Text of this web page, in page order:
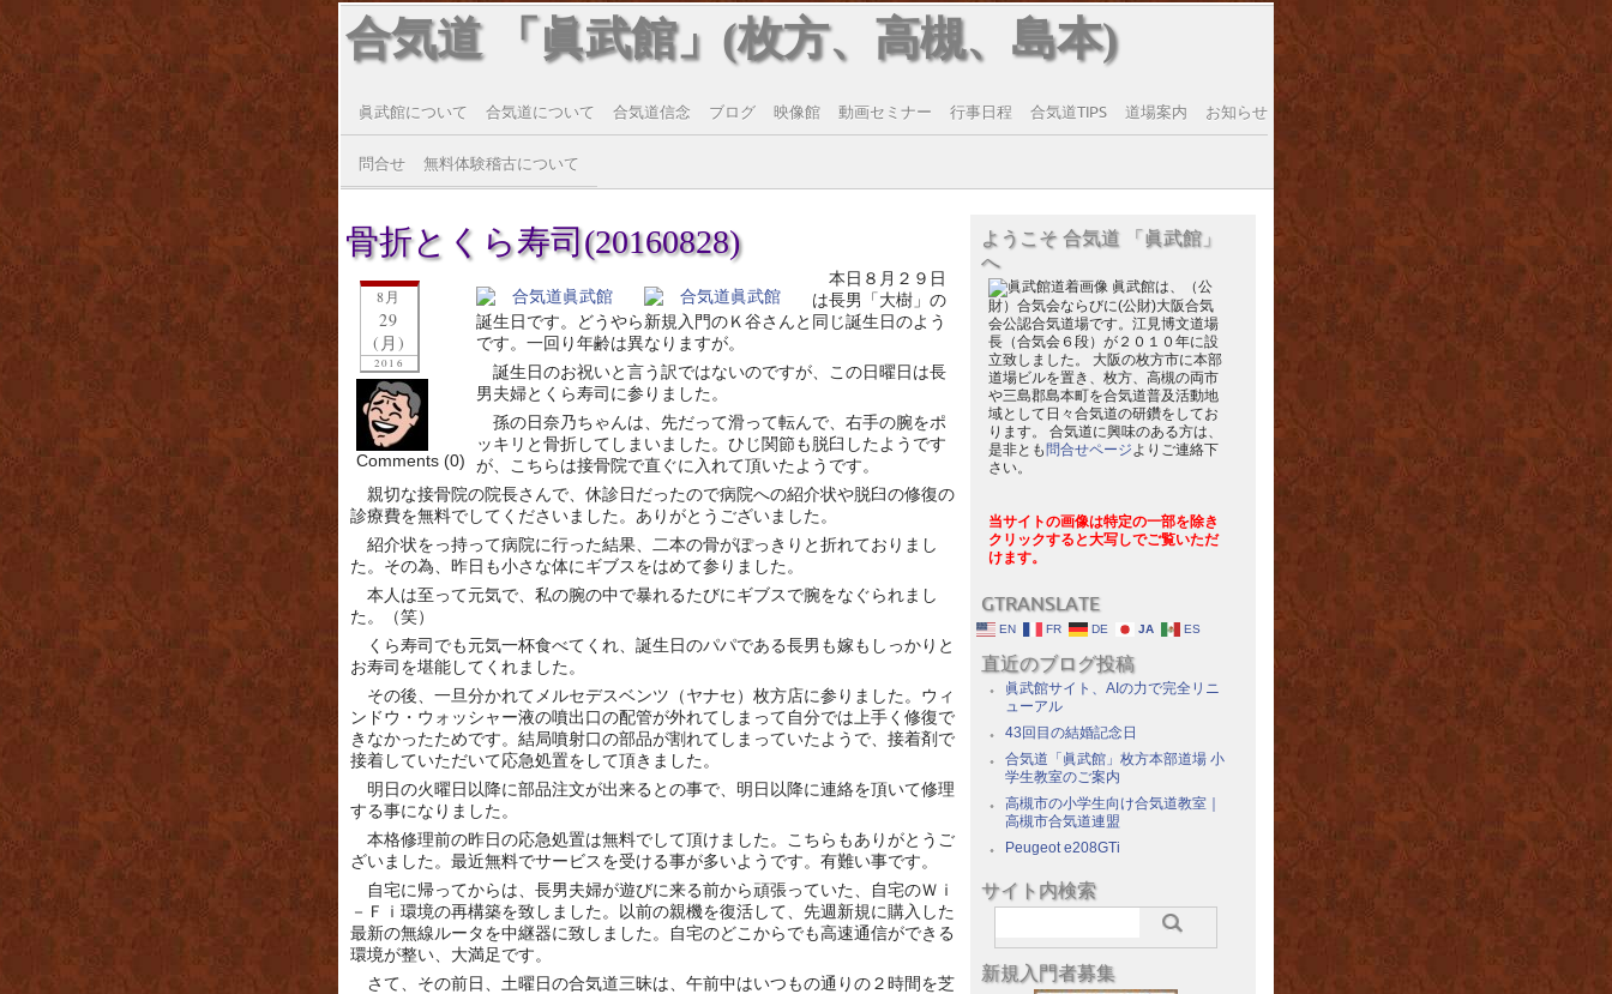
合気道 「眞武館」(枚方、高槻、島本)
眞武館について 合気道について 合気道信念 ブログ 映像館 動画セミナー 行事日程 合気道TIPS 道場案内 お知らせ
問合せ 無料体験稽古について
骨折とくら寿司(20160828)
8月
29
(月)
2016
Comments (0)
本日８月２９日
は長男「大樹」の
誕生日です。どうやら新規入門のＫ谷さんと同じ誕生日のよう
です。一回り年齢は異なりますが。
誕生日のお祝いと言う訳ではないのですが、この日曜日は長
男夫婦とくら寿司に参りました。
孫の日奈乃ちゃんは、先だって滑って転んで、右手の腕をポ
ッキリと骨折してしまいました。ひじ関節も脱臼したようです
が、こちらは接骨院で直ぐに入れて頂いたようです。
親切な接骨院の院長さんで、休診日だったので病院への紹介状や脱臼の修復の
診療費を無料でしてくださいました。ありがとうございました。
紹介状をっ持って病院に行った結果、二本の骨がぽっきりと折れておりまし
た。その為、昨日も小さな体にギブスをはめて参りました。
本人は至って元気で、私の腕の中で暴れるたびにギブスで腕をなぐられまし
た。（笑）
くら寿司でも元気一杯食べてくれ、誕生日のパパである長男も嫁もしっかりと
お寿司を堪能してくれました。
その後、一旦分かれてメルセデスベンツ（ヤナセ）枚方店に参りました。ウィ
ンドウ・ウォッシャー液の噴出口の配管が外れてしまって自分では上手く修復で
きなかったためです。結局噴射口の部品が割れてしまっていたようで、接着剤で
接着していただいて応急処置をして頂きました。
明日の火曜日以降に部品注文が出来るとの事で、明日以降に連絡を頂いて修理
する事になりました。
本格修理前の昨日の応急処置は無料でして頂けました。こちらもありがとうご
ざいました。最近無料でサービスを受ける事が多いようです。有難い事です。
自宅に帰ってからは、長男夫婦が遊びに来る前から頑張っていた、自宅のＷｉ
－Ｆｉ環境の再構築を致しました。以前の親機を復活して、先週新規に購入した
最新の無線ルータを中継器に致しました。自宅のどこからでも高速通信ができる
環境が整い、大満足です。
さて、その前日、土曜日の合気道三昧は、午前中はいつもの通りの２時間を芝
ようこそ 合気道 「眞武館」
へ
眞武館は、（公
財）合気会ならびに(公財)大阪合気
会公認合気道場です。江見博文道場
長（合気会６段）が２０１０年に設
立致しました。 大阪の枚方市に本部
道場ビルを置き、枚方、高槻の両市
や三島郡島本町を合気道普及活動地
域として日々合気道の研鑽をしてお
ります。 合気道に興味のある方は、
是非とも 問合せページよりご連絡下
さい。
当サイトの画像は特定の一部を除き
クリックすると大写しでご覧いただ
けます。
GTRANSLATE
EN FR DE JA ES
直近のブログ投稿
眞武館サイト、AIの力で完全リニ
ューアル
43回目の結婚記念日
合気道「眞武館」枚方本部道場 小
学生教室のご案内
高槻市の小学生向け合気道教室｜
高槻市合気道連盟
Peugeot e208GTi
サイト内検索
新規入門者募集